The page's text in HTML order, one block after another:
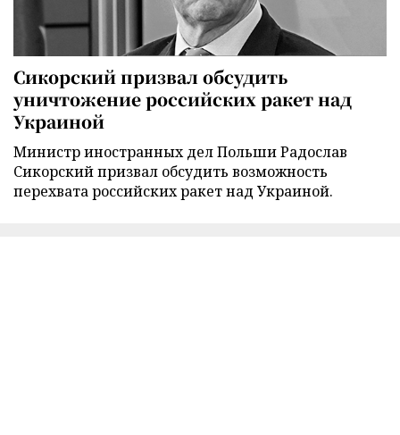
Сикорский призвал обсудить
уничтожение российских ракет над
Украиной
Министр иностранных дел Польши Радослав
Сикорский призвал обсудить возможность
перехвата российских ракет над Украиной.